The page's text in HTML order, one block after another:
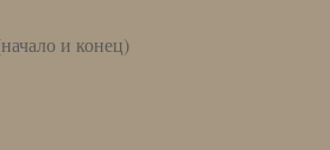
и конец)